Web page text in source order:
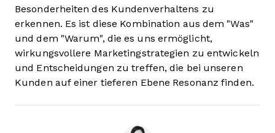
Besonderheiten des Kundenverhaltens zu
erkennen. Es ist diese Kombination aus dem "Was"
und dem "Warum", die es uns ermöglicht,
wirkungsvollere Marketingstrategien zu entwickeln
und Entscheidungen zu treffen, die bei unseren
Kunden auf einer tieferen Ebene Resonanz finden.